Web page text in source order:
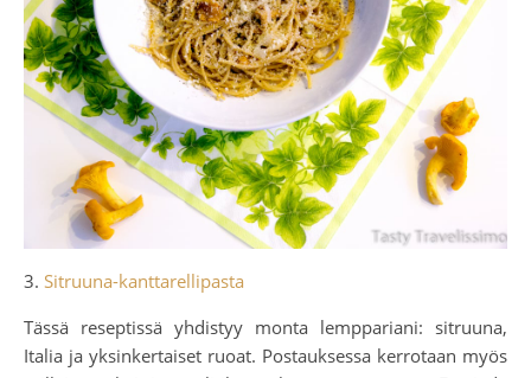
3. Sitruuna-kanttarellipasta
Tässä reseptissä yhdistyy monta lemppariani: sitruuna,
Italia ja yksinkertaiset ruoat. Postauksessa kerrotaan myös